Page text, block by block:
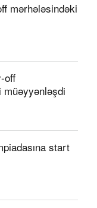
mərhələsindəki
off
start